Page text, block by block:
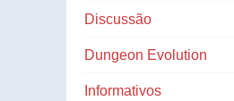
Discussão
Dungeon Evolution
Informativos